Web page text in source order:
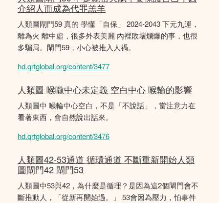
介紹人而成為代罪羔羊
人類圖閘門59 真的 學懂「自保」 2024-2043 下元九運，
離為火 離中虛，很多外表美麗 內裡敗壞爛爆的事，也很
多騙局。閘門59，小心被推入人禍。
hd.qrtglobal.org/content/3477
人類圖 喉嚨中心未定義 空白中心 喉輪的影響
人類圖中 喉輪中心空白，不是「不說話」，當注意力在
看著東西，會自然說出話來。
hd.qrtglobal.org/content/3476
人類圖42-53通道 循環通道 不斷重新開始人類
圖閘門42 閘門53
人類圖中53與42，為什麼是循理？是因為這2個閘門會不
斷推動人，「從新再開始過。」 53會因為壓力，怕事件